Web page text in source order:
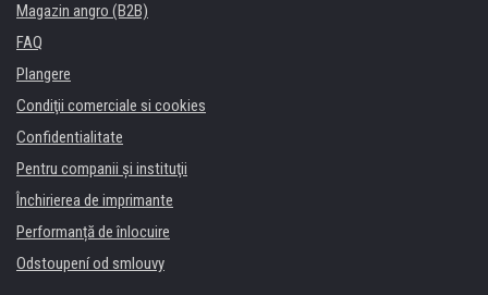
Magazin angro (B2B)
FAQ
Plangere
Condiţii comerciale si cookies
Confidentialitate
Pentru companii și instituţii
Închirierea de imprimante
Performanță de înlocuire
Odstoupení od smlouvy